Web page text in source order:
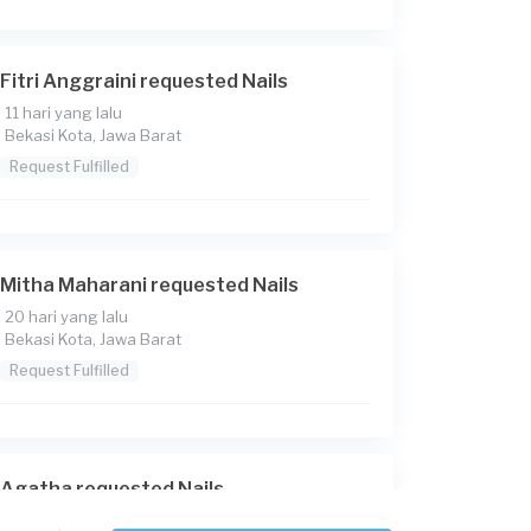
Fitri Anggraini requested Nails
11 hari yang lalu
Bekasi Kota, Jawa Barat
Request Fulfilled
Mitha Maharani requested Nails
20 hari yang lalu
Bekasi Kota, Jawa Barat
Request Fulfilled
Agatha requested Nails